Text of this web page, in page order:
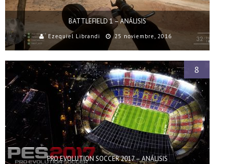
BATTLEFIELD 1 – ANÁLISIS
Ezequiel Librandi 25 noviembre, 2016
PRO EVOLUTION SOCCER 2017 – ANÁLISIS
8